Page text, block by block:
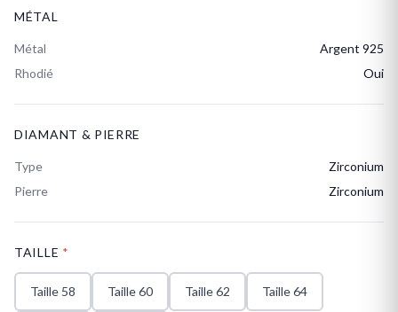
MÉTAL
Métal
Argent 925
Rhodié
Oui
DIAMANT & PIERRE
Type
Zirconium
Pierre
Zirconium
TAILLE *
Taille 58 Taille 60 Taille 62 Taille 64